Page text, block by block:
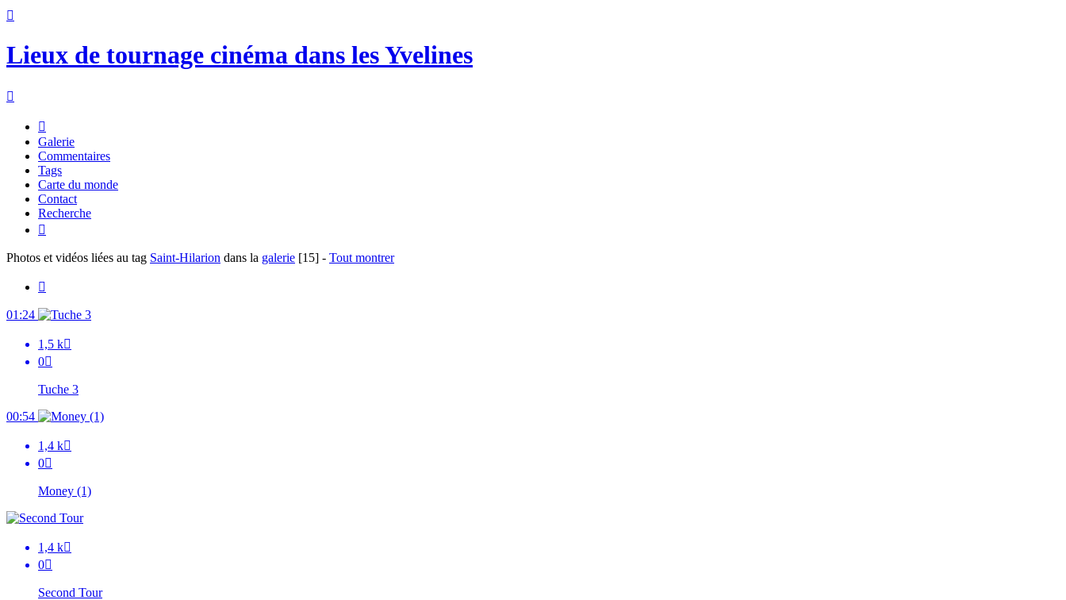

Lieux de tournage cinéma dans les Yvelines


Galerie
Commentaires
Tags
Carte du monde
Contact
Recherche

Photos et vidéos liées au tag Saint-Hilarion dans la galerie [15] - Tout montrer

01:24
1,5 k
0
Tuche 3
00:54
1,4 k
0
Money (1)
1,4 k
0
Second Tour